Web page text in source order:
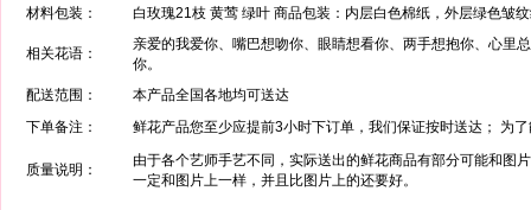
材料包装： 白玫瑰21枝 黄莺 绿叶 商品包装：内层白色棉纸，外层绿色皱
相关花语：
亲爱的我爱你、嘴巴想吻你、眼睛想看你、两手想抱你、心里
你。
配送范围：
本产品全国各地均可送达
下单备注：
鲜花产品您至少应提前3小时下订单，我们保证按时送达； 为
质量说明：
由于各个艺师手艺不同，实际送出的鲜花商品有部分可能和图
一定和图片上一样，并且比图片上的还要好。